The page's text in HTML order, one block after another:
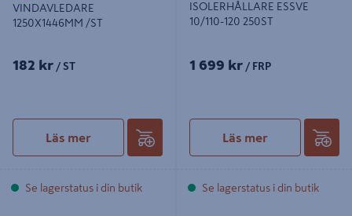
VINDAVLEDARE
1250X1446MM /ST
182 kr / ST
Läs mer
Se lagerstatus i din butik
ISOLERHÅLLARE ESSVE
10/110-120 250ST
1 699 kr / FRP
Läs mer
Se lagerstatus i din butik